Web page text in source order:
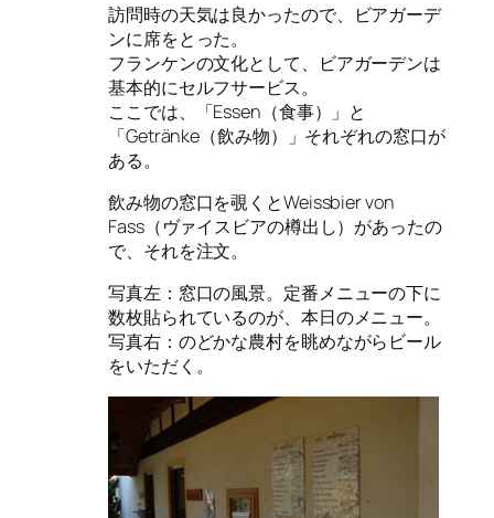
訪問時の天気は良かったので、ビアガーデ
ンに席をとった。
フランケンの文化として、ビアガーデンは
基本的にセルフサービス。
ここでは、「Essen（食事）」と
「Getränke（飲み物）」それぞれの窓口が
ある。
飲み物の窓口を覗くとWeissbier von
Fass（ヴァイスビアの樽出し）があったの
で、それを注文。
写真左：窓口の風景。定番メニューの下に
数枚貼られているのが、本日のメニュー。
写真右：のどかな農村を眺めながらビール
をいただく。